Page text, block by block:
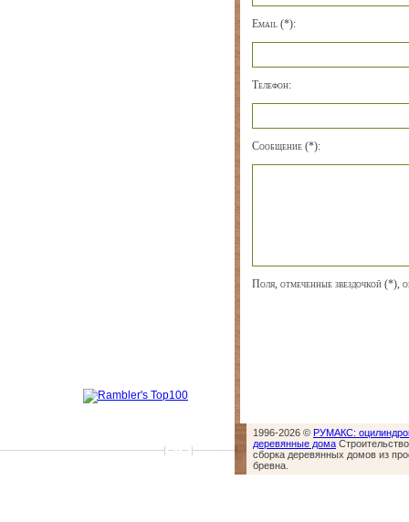
Email (*):
Телефон:
Сообщение (*):
Поля, отмеченные звездочкой (*),
1996-2026 © РУМАКС:
деревянные дома
сборка деревянных домов из
бревна.